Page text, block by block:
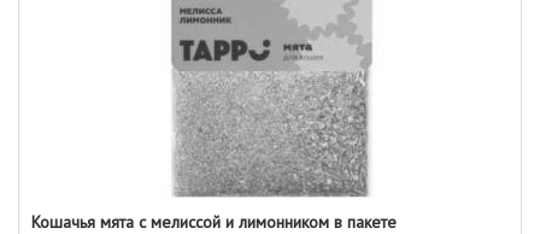
Кошачья мята с мелиссой и лимонником в пакете